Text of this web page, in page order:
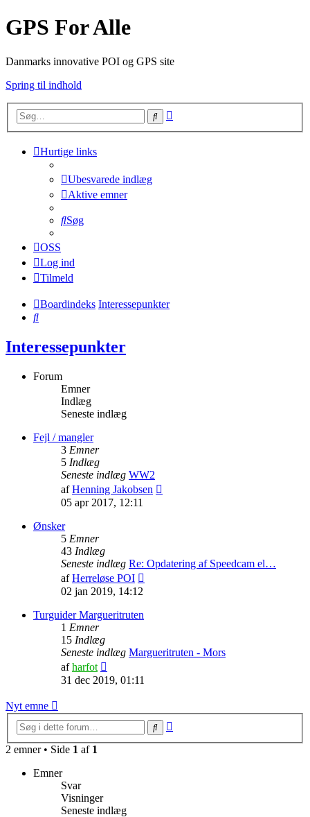
GPS For Alle
Danmarks innovative POI og GPS site
Spring til indhold
Søg
Hurtige links
Ubesvarede indlæg
Aktive emner
Søg
OSS
Log ind
Tilmeld
Boardindeks Interessepunkter
Søg
Interessepunkter
Forum
Emner
Indlæg
Seneste indlæg
Fejl / mangler
3 Emner
5 Indlæg
Seneste indlæg WW2
afHenning Jakobsen
05 apr 2017, 12:11
Ønsker
5 Emner
43 Indlæg
Seneste indlæg Re: Opdatering af Speedcam el…
afHerreløse POI
02 jan 2019, 14:12
Turguider Margueritruten
1 Emner
15 Indlæg
Seneste indlæg Margueritruten - Mors
afharfot
det
seneste
31 dec 2019, 01:11
Nyt emne
Søg
2 emner • Side 1 af 1
Emner
Svar
Visninger
Seneste indlæg